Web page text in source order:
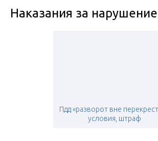
Наказания за нарушение
Пдд «разворот вне
условия, штраф